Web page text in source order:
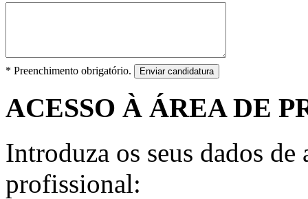
* Preenchimento obrigatório. Enviar candidatura
ACESSO À ÁREA DE
Introduza os seus dados de
profissional: